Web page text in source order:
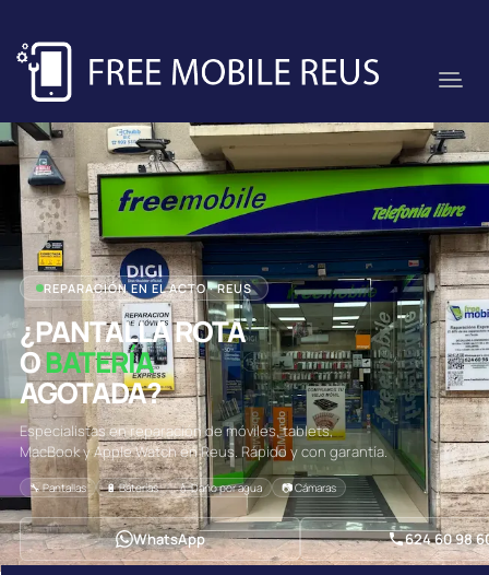
REPARACIÓN EN EL ACTO · REUS
¿PANTALLA ROTA
OBATERÍA
AGOTADA?
Especialistas en reparación de móviles, tablets,
MacBook y Apple Watch en Reus. Rápido y con garantía.
🔧 Pantallas 🔋 Baterías 💧 Daño por agua 📷 Cámaras
WhatsApp 624 60 98